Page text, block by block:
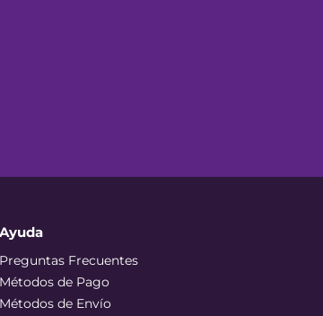
Ayuda
Preguntas Frecuentes
Métodos de Pago
Métodos de Envío